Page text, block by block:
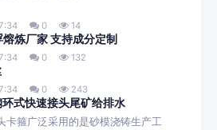
0 14
炼厂家 支持成分定制
0 132
0 243
式快速接头尾矿给排水
卡箍广泛采用的是砂模浇铸生产工